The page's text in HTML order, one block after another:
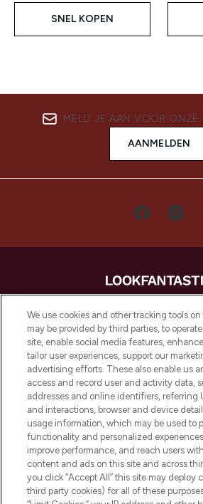
SNEL KOPEN
MELD JE AAN VOOR ONZE
AANMELDEN
LOOKFANTASTIC is de
beautybestemming van
beste huidverzorging,
make-up van meer dan 200
Shop online of via de app,
verzending vanaf
Cookie-
Do Not Sell or Share My
Information
HELP &
We use cookies and other tracking tools
may be provided by third parties, to
site, enable social media features,
tailor user experiences, support our
advertising efforts. These also enable us
access and record user and activity data,
addresses and online identifiers, referring
and interactions, browser and device
usage information, which may be used to
functionality and personalized
improve performance, and reach users
content and ads on this site and across
you click “Accept All” this site may deploy
third party cookies) for all of these